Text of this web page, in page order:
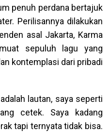
penuh perdana bertajuk
Perilisannya dilakukan
asal Jakarta, Karma
sepuluh lagu yang
kontemplasi dari pribadi
lautan, saya seperti
cetek. Saya kadang
tapi ternyata tidak bisa.